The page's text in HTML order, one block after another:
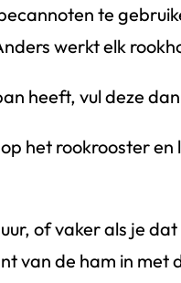
te
werkt elk
heeft, vul deze
het rookrooster
of vaker als je
van de ham in met